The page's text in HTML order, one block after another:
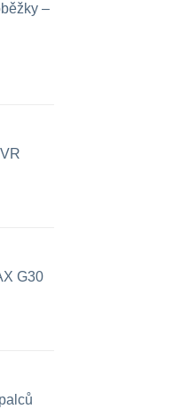
–
G30